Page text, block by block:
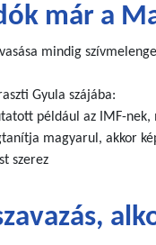
már a
mindig
Gyula szájába:
például az IMF-
magyarul, akkor
szerez